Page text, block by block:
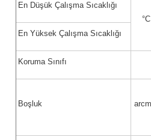
En Düşük Çalışma Sıcaklığı
°C
En Yüksek Çalışma Sıcaklığı
Koruma Sınıfı
Boşluk